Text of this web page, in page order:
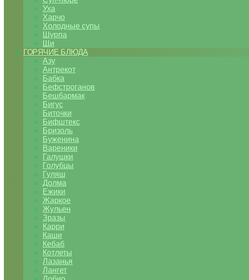
Уха
Харчо
Холодные супы
Шурпа
Щи
ГОРЯЧИЕ БЛЮДА
Азу
Антрекот
Бабка
Бефстроганов
Бешбармак
Бигус
Биточки
Бифштекс
Бризоль
Буженина
Вареники
Галушки
Голубцы
Гуляш
Долма
Ежики
Жаркое
Жульен
Зразы
Карри
Каши
Кебаб
Котлеты
Лазанья
Лангет